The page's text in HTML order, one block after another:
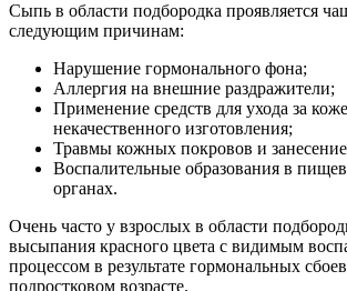
Сыпь в области подбородка проявляется
следующим причинам:
Нарушение гормонального фона;
Аллергия на внешние раздражители;
Применение средств для ухода за
некачественного изготовления;
Травмы кожных покровов и
Воспалительные образования в
органах.
Очень часто у взрослых в области
высыпания красного цвета с видимым
процессом в результате гормональных
подростковом возрасте.